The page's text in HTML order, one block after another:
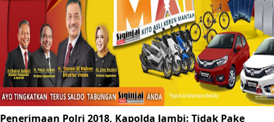
Penerimaan Polri 2018, Kapolda Jambi: Tidak Pake